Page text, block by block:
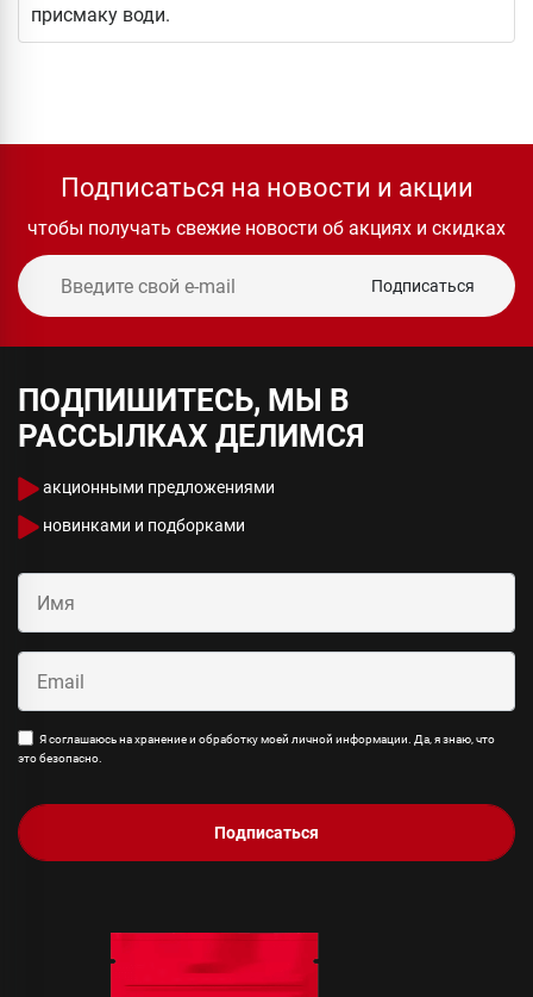
присмаку води.
Подписаться на новости и акции
чтобы получать свежие новости об акциях и скидках
Подписаться
ПОДПИШИТЕСЬ, МЫ В
РАССЫЛКАХ ДЕЛИМСЯ
акционными предложениями
новинками и подборками
Я соглашаюсь на хранение и обработку моей личной информации. Да, я знаю, что
это безопасно.
Подписаться